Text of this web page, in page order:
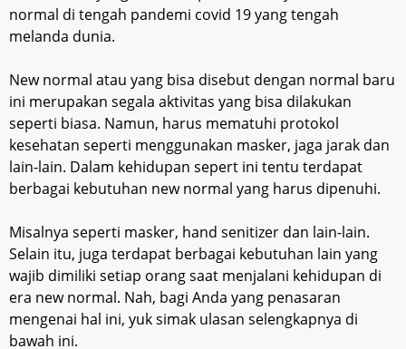
normal di tengah pandemi covid 19 yang tengah
melanda dunia.
New normal atau yang bisa disebut dengan normal baru
ini merupakan segala aktivitas yang bisa dilakukan
seperti biasa. Namun, harus mematuhi protokol
kesehatan seperti menggunakan masker, jaga jarak dan
lain-lain. Dalam kehidupan sepert ini tentu terdapat
berbagai kebutuhan new normal yang harus dipenuhi.
Misalnya seperti masker, hand senitizer dan lain-lain.
Selain itu, juga terdapat berbagai kebutuhan lain yang
wajib dimiliki setiap orang saat menjalani kehidupan di
era new normal. Nah, bagi Anda yang penasaran
mengenai hal ini, yuk simak ulasan selengkapnya di
bawah ini.